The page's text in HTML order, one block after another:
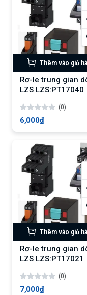
Thêm vào giỏ
Rơ-le trung gian
LZS LZS:PT17040
(0)
6,000₫
Thêm vào giỏ
Rơ-le trung gian
LZS LZS:PT17021
(0)
7,000₫